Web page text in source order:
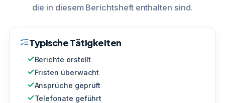
die in diesem Berichtsheft enthalten sind.
Typische Tätigkeiten
Berichte erstellt
Fristen überwacht
Ansprüche geprüft
Telefonate geführt